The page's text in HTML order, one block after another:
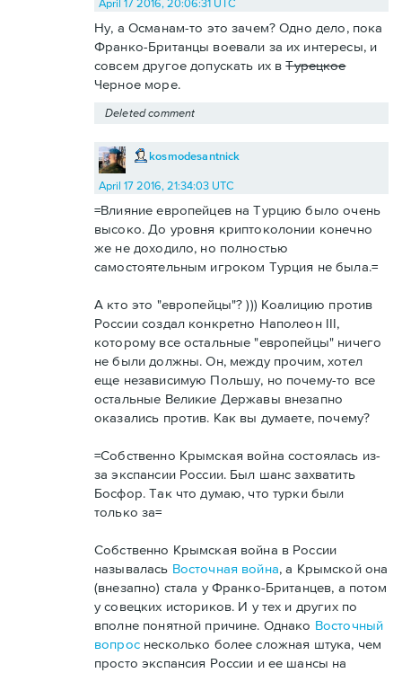
April 17 2016, 20:06:31 UTC
Ну, а Османам-то это зачем? Одно дело, пока
Франко-Британцы воевали за их интересы, и
совсем другое допускать их вТурецкое
Черное море.
Deleted comment
kosmodesantnick
April 17 2016, 21:34:03 UTC
=Влияние европейцев на Турцию было очень
высоко. До уровня криптоколонии конечно
же не доходило, но полностью
самостоятельным игроком Турция не была.=
А кто это "европейцы"? ))) Коалицию против
России создал конкретно Наполеон III,
которому все остальные "европейцы" ничего
не были должны. Он, между прочим, хотел
еще независимую Польшу, но почему-то все
остальные Великие Державы внезапно
оказались против. Как вы думаете, почему?
=Собственно Крымская война состоялась из-
за экспансии России. Был шанс захватить
Босфор. Так что думаю, что турки были
только за=
Собственно Крымская война в России
называлась Восточная война, а Крымской она
(внезапно) стала у Франко-Британцев, а потом
у совецких историков. И у тех и других по
вполне понятной причине. Однако Восточный
вопроснесколько более сложная штука, чем
просто экспансия России и ее шансы на